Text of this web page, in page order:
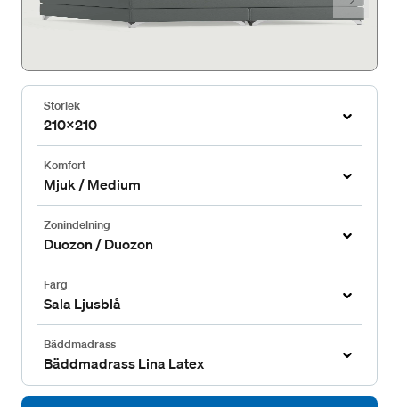
Storlek
210x210
Komfort
Mjuk / Medium
Zonindelning
Duozon / Duozon
Färg
Sala Ljusblå
Bäddmadrass
Bäddmadrass Lina Latex